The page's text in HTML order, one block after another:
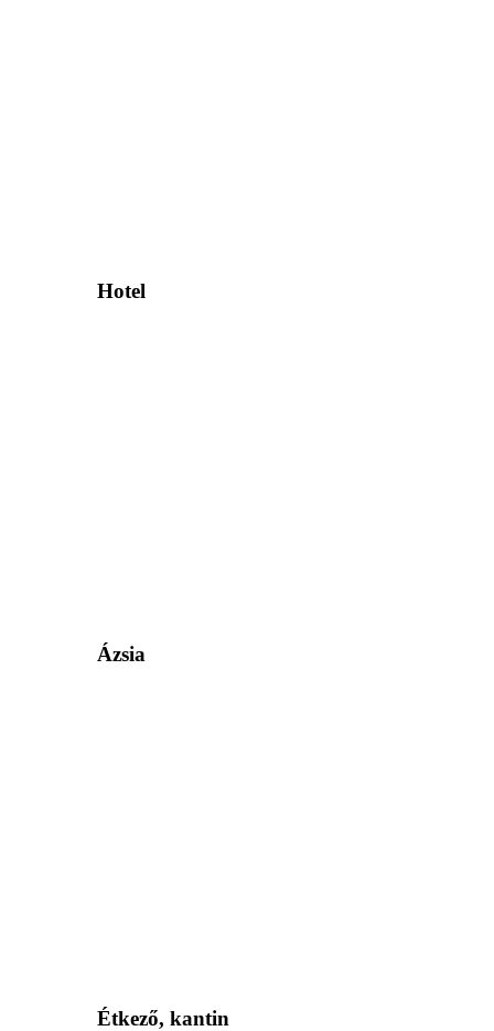
Hotel
Ázsia
Étkező, kantin